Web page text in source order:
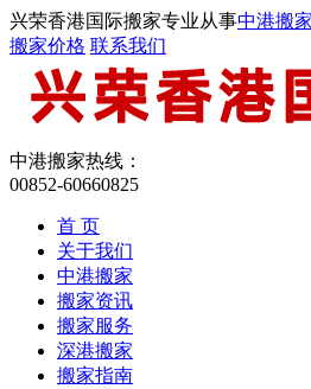
兴荣香港国际搬家专业从事中港搬家
搬家价格 联系我们
中港搬家热线：
00852-60660825
首 页
关于我们
中港搬家
搬家资讯
搬家服务
深港搬家
搬家指南